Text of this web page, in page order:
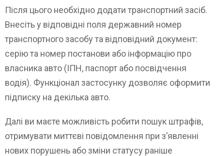
Після цього необхідно додати транспортний засіб.
Внесіть у відповідні поля державний номер
транспортного засобу та відповідний документ:
серію та номер постанови або інформацію про
власника авто (ІПН, паспорт або посвідчення
водія). Функціонал застосунку дозволяє оформити
підписку на декілька авто.
Далі ви маєте можливість робити пошук штрафів,
отримувати миттєві повідомлення при з’явленні
нових порушень або зміни статусу раніше